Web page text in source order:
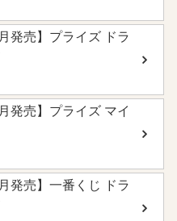
発売】プライズ ドラ
発売】プライズ マイ
発売】一番くじ ドラ